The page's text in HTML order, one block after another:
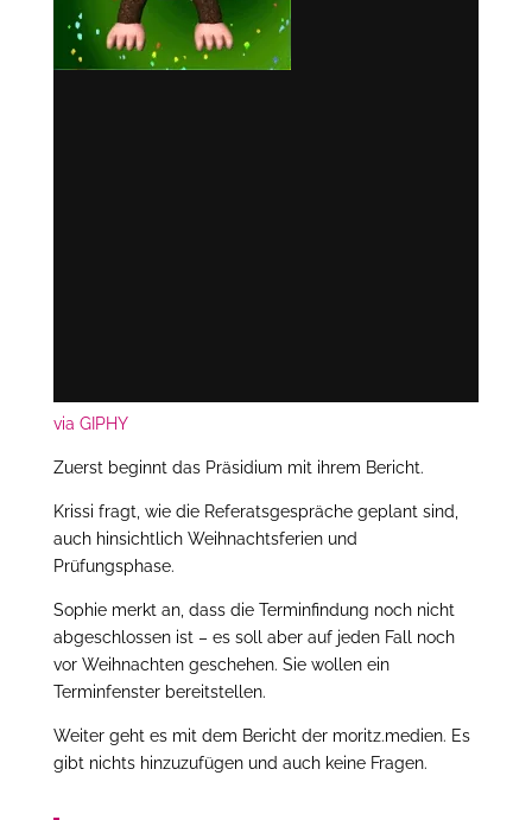
via GIPHY
Zuerst beginnt das Präsidium mit ihrem Bericht.
Krissi fragt, wie die Referatsgespräche geplant sind,
auch hinsichtlich Weihnachtsferien und
Prüfungsphase.
Sophie merkt an, dass die Terminfindung noch nicht
abgeschlossen ist – es soll aber auf jeden Fall noch
vor Weihnachten geschehen. Sie wollen ein
Terminfenster bereitstellen.
Weiter geht es mit dem Bericht der moritz.medien. Es
gibt nichts hinzuzufügen und auch keine Fragen.